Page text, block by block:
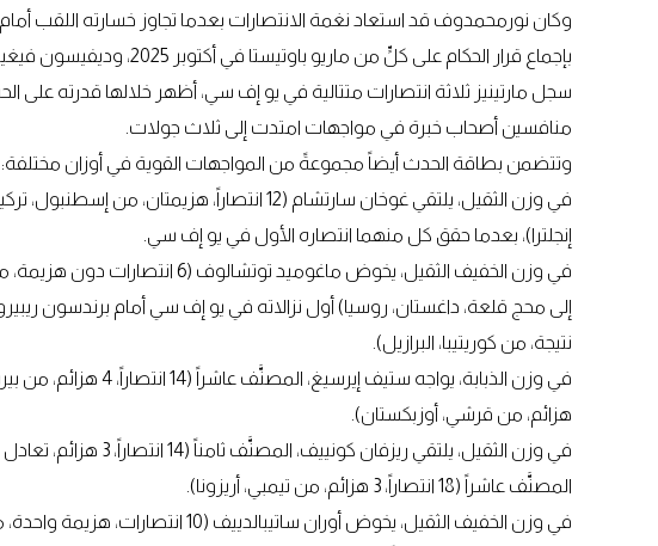
وكان نورمحمدوف قد استعاد نغمة الانتصارات بعدما تجاوز خسارته اللقب
سجل مارتينيز ثلاثة انتصارات متتالية في يو إف سي، أظهر خلالها قدرته على
منافسين أصحاب خبرة في مواجهات امتدت إلى ثلاث جولات.
وتتضمن بطاقة الحدث أيضاً مجموعةً من المواجهات القوية في أوزان مختلفة:
إنجلترا)، بعدما حقق كل منهما انتصاره الأول في يو إف سي.
في وزن الخفيف الثقيل، يخوض ماغوميد
نتيجة، من كوريتيبا، البرازيل).
هزائم، من قرشي، أوزبكستان).
في وزن الثقيل، يلتقي
المصنَّف عاشراً (18 انتصاراً، 3 هزائم، من تيمبي، أريزونا).
في وزن الخفيف الثقيل، يخوض أوران